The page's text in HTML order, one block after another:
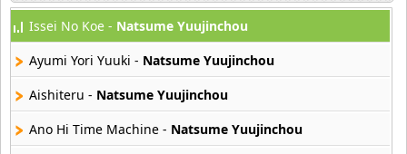
Akahori Gedou Hour Rabuge
29 músicas online
Akane Iro Ni Samoru Saka
26 músicas online
Issei No Koe - Natsume Yuujinchou
Ayumi Yori Yuuki - Natsume Yuujinchou
Aishiteru - Natsume Yuujinchou
Ano Hi Time Machine - Natsume Yuujinchou